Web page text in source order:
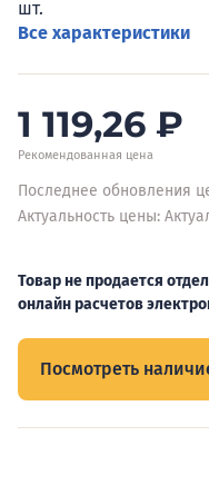
шт.
Все характеристики
1 119,26 ₽
Рекомендованная цена
Последнее обновления
Актуальность цены:
Товар не продается
онлайн расчетов
Посмотреть